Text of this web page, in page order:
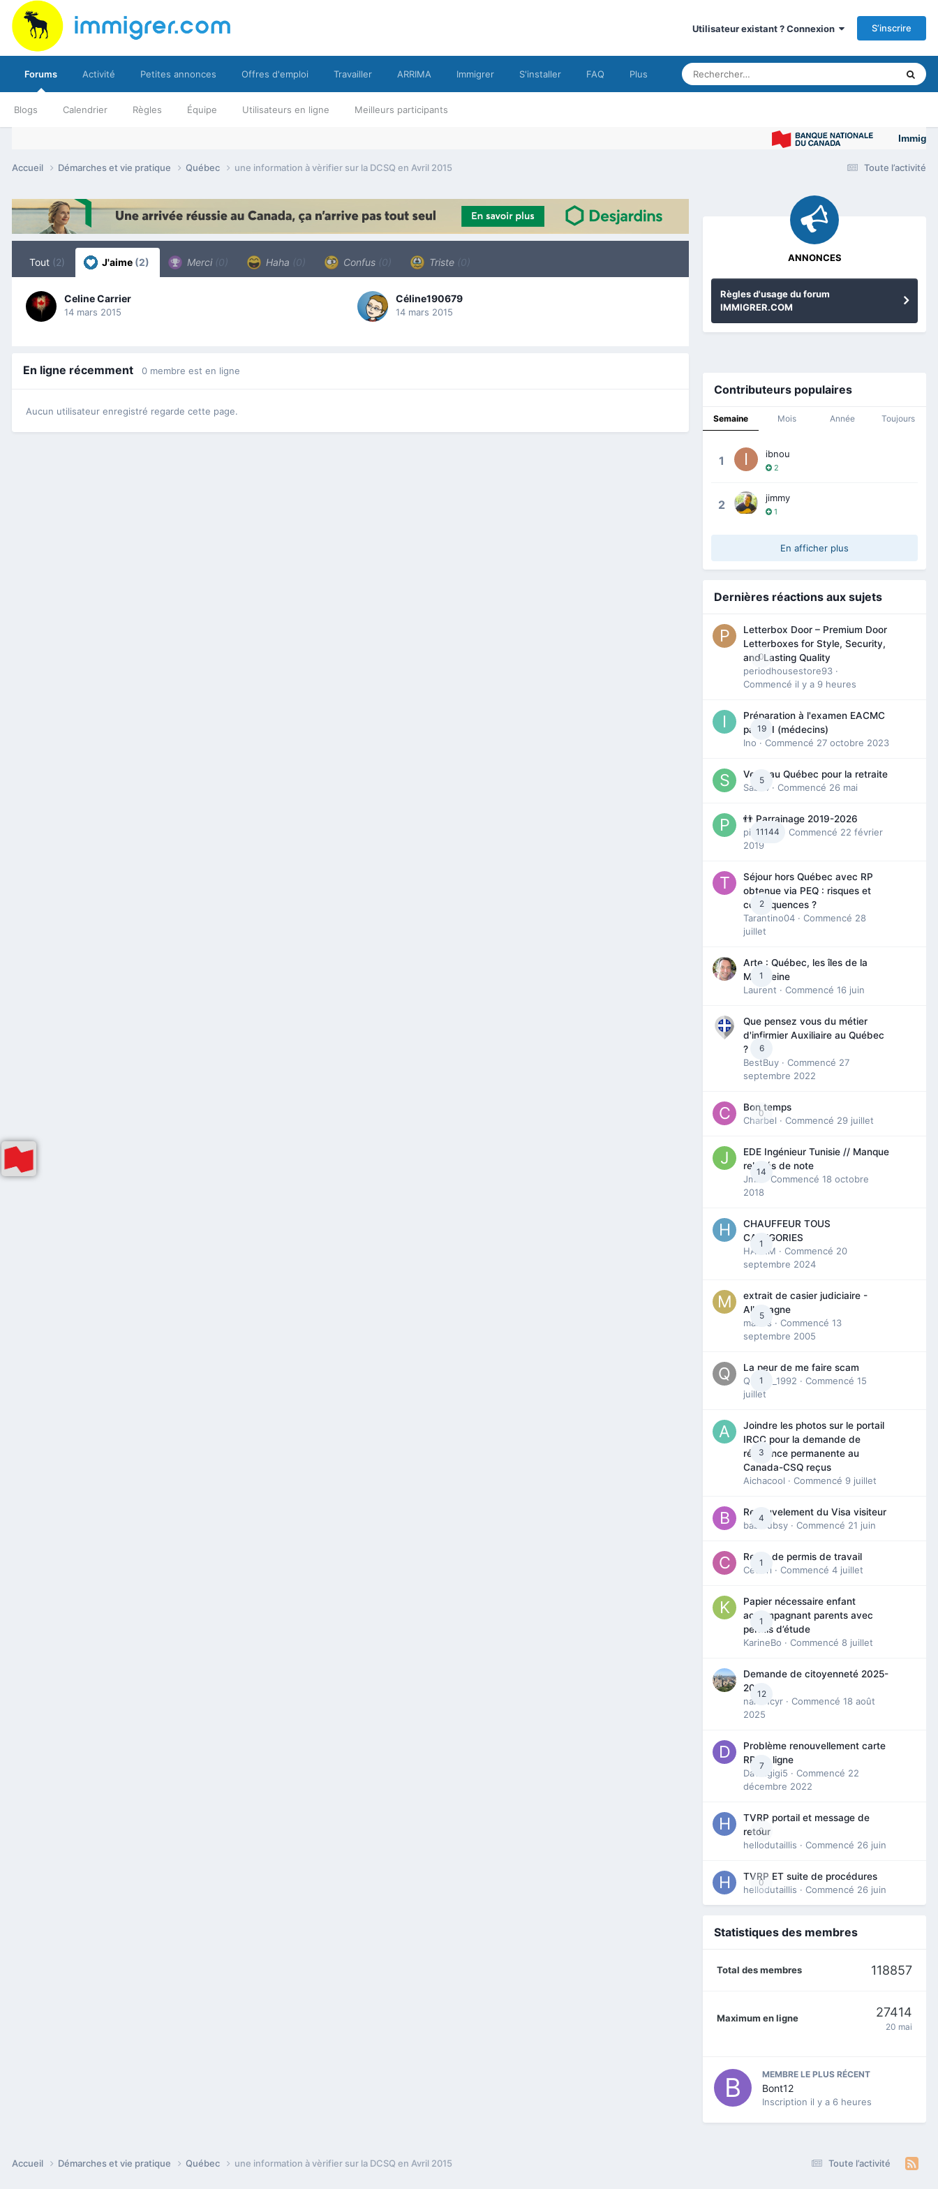
Utilisateur existant ? Connexion S’inscrire
Forums
Blogs Calendrier Règles Équipe Utilisateurs en ligne Meilleurs participants
Activité Petites annonces Offres d'emploi Travailler ARRIMA Immigrer S'installer FAQ Plus
Immigrer
Toute l’activité
Accueil Démarches et vie pratique Québec une information à vèrifier sur la DCSQ en Avril 2015
Tout (2) J'aime (2) Merci (0) Haha (0) Confus (0) Triste (0)
Celine Carrier
14 mars 2015
Céline190679
14 mars 2015
En ligne récemment 0 membre est en ligne
Aucun utilisateur enregistré regarde cette page.
ANNONCES
Règles d'usage du forum
IMMIGRER.COM
Contributeurs populaires
Semaine Mois Année Toujours
1 ibnou
2
2 jimmy
1
En afficher plus
Dernières réactions aux sujets
0
Letterbox Door – Premium Door
Letterboxes for Style, Security,
and Lasting Quality
periodhousestore93 ·
Commencé il y a 9 heures
19
Préparation à l'examen EACMC
partie I (médecins)
Ino · Commencé 27 octobre 2023
5
Venir au Québec pour la retraite
Sab74 · Commencé 26 mai
11144
👬 Parrainage 2019-2026
piinoush
· Commencé 22 février
2019
2
Séjour hors Québec avec RP
obtenue via PEQ : risques et
conséquences ?
Tarantino04 · Commencé 28
juillet
1
Arte : Québec, les îles de la
Madeleine
Laurent · Commencé 16 juin
6
Que pensez vous du métier
d'infirmier Auxiliaire au Québec
?
BestBuy · Commencé 27
septembre 2022
0
Bon temps
Charbel · Commencé 29 juillet
14
EDE Ingénieur Tunisie // Manque
relevés de note
Jmili
· Commencé 18 octobre
2018
1
CHAUFFEUR TOUS
CATEGORIES
HAZEM · Commencé 20
septembre 2024
5
extrait de casier judiciaire -
Allemagne
maries · Commencé 13
septembre 2005
1
La peur de me faire scam
Queen_1992 · Commencé 15
juillet
3
Joindre les photos sur le portail
IRCC pour la demande de
résidence permanente au
Canada-CSQ reçus
Aichacool · Commencé 9 juillet
4
Renouvelement du Visa visiteur
babibubsy · Commencé 21 juin
1
Refus de permis de travail
Cedbri · Commencé 4 juillet
1
Papier nécessaire enfant
accompagnant parents avec
permis d’étude
KarineBo · Commencé 8 juillet
12
Demande de citoyenneté 2025-
2026
nanancyr · Commencé 18 août
2025
7
Problème renouvellement carte
RP en ligne
Davidgigi5 · Commencé 22
décembre 2022
0
TVRP portail et message de
retour
hellodutaillis · Commencé 26 juin
0
TVRP ET suite de procédures
hellodutaillis · Commencé 26 juin
Statistiques des membres
Total des membres 118857
Maximum en ligne 27414
20 mai
MEMBRE LE PLUS RÉCENT
Bont12
Inscription il y a 6 heures
Toute l’activité
Accueil Démarches et vie pratique Québec une information à vèrifier sur la DCSQ en Avril 2015